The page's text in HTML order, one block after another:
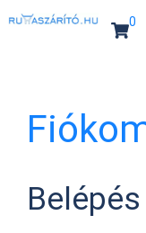
0
Belépés